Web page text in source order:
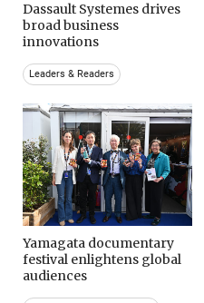
Dassault Systemes drives
broad business
innovations
Leaders & Readers
Yamagata documentary
festival enlightens global
audiences